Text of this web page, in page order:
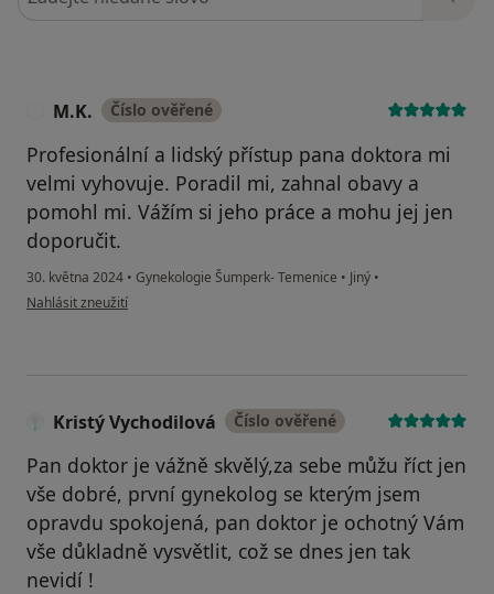
M.K. Číslo ověřené
Profesionální a lidský přístup pana doktora mi
velmi vyhovuje. Poradil mi, zahnal obavy a
pomohl mi. Vážím si jeho práce a mohu jej jen
doporučit.
30. května 2024 • Gynekologie Šumperk- Temenice • Jiný •
podle názoru uživatele M.K.
Nahlásit zneužití
Kristý Vychodilová Číslo ověřené
Pan doktor je vážně skvělý,za sebe můžu říct jen
vše dobré, první gynekolog se kterým jsem
opravdu spokojená, pan doktor je ochotný Vám
vše důkladně vysvětlit, což se dnes jen tak
nevidí !